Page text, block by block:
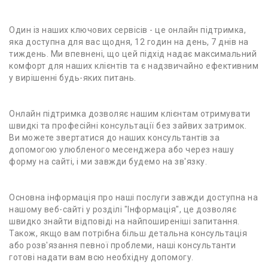
Один із наших ключових сервісів - це онлайн підтримка,
яка доступна для вас щодня, 12 годин на день, 7 днів на
тиждень. Ми впевнені, що цей підхід надає максимальний
комфорт для наших клієнтів та є надзвичайно ефективним
у вирішенні будь-яких питань.
Онлайн підтримка дозволяє нашим клієнтам отримувати
швидкі та професійні консультації без зайвих затримок.
Ви можете звертатися до наших консультантів за
допомогою улюбленого месенджера або через нашу
форму на сайті, і ми завжди будемо на зв'язку.
Основна інформація про наші послуги завжди доступна на
нашому веб-сайті у розділі "Інформація", це дозволяє
швидко знайти відповіді на найпоширеніші запитання.
Також, якщо вам потрібна більш детальна консультація
або розв'язання певної проблеми, наші консультанти
готові надати вам всю необхідну допомогу.